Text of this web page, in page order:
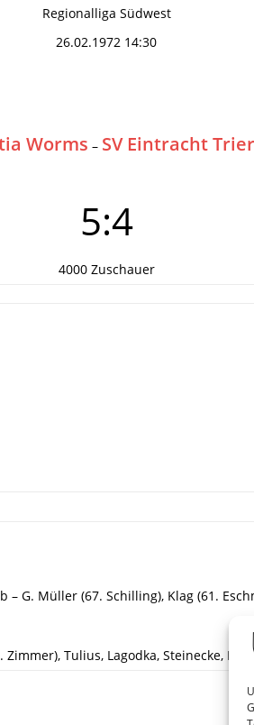
Regionalliga Südwest
26.02.1972 14:30
Worms – SV Eintracht
5:4
4000 Zuschauer
– G. Müller (67. Schilling), Klag (61.
Tulius, Lagodka, Steinecke,